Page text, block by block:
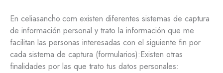
En celiasancho.com existen diferentes sistemas de captura
de información personal y trato la información que me
facilitan las personas interesadas con el siguiente fin por
cada sistema de captura (formularios):Existen otras
finalidades por las que trato tus datos personales: